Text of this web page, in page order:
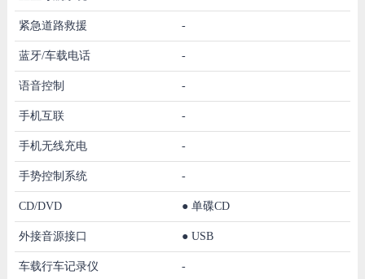
紧急道路救援 -
蓝牙/车载电话 -
语音控制 -
手机互联 -
手机无线充电 -
手势控制系统 -
CD/DVD ● 单碟CD
外接音源接口 ● USB
车载行车记录仪 -